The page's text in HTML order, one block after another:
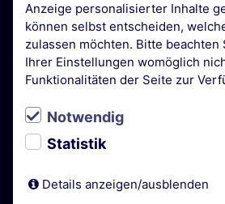
Anzeige personalisierter Inhalte
können selbst entscheiden,
zulassen möchten. Bitte beachten
Ihrer Einstellungen womöglich
Funktionalitäten der Seite zur
Notwendig
Statistik
Details anzeigen/ausblenden